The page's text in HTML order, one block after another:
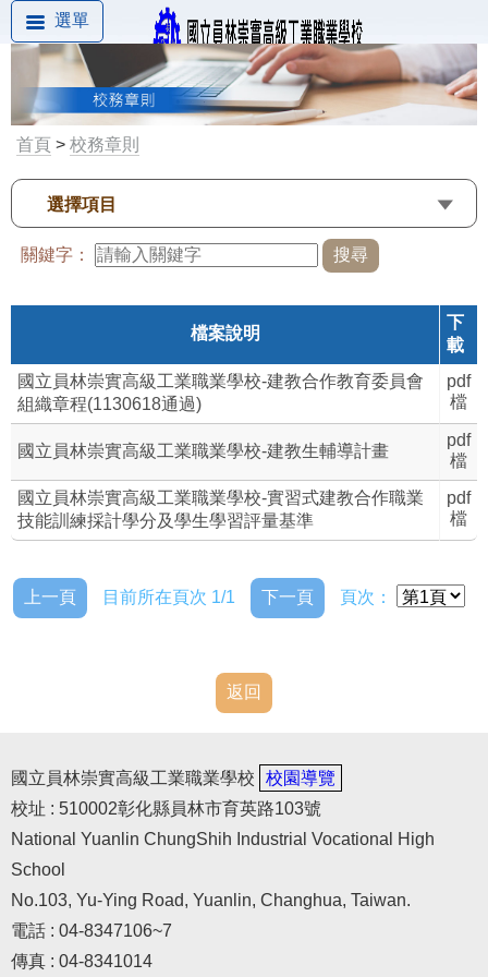
選單
首頁 > 校務章則
選擇項目
關鍵字：
檔案說明
下
載
國立員林崇實高級工業職業學校-建教合作教育委員會
組織章程(1130618通過)
pdf
檔
國立員林崇實高級工業職業學校-建教生輔導計畫
pdf
檔
國立員林崇實高級工業職業學校-實習式建教合作職業
技能訓練採計學分及學生學習評量基準
pdf
檔
上一頁 目前所在頁次 1/1 下一頁 頁次：
返回
國立員林崇實高級工業職業學校
校園導覽
校址 : 510002彰化縣員林市育英路103號
National Yuanlin ChungShih Industrial Vocational High
School
No.103, Yu-Ying Road, Yuanlin, Changhua, Taiwan.
電話 : 04-8347106~7
傳真 : 04-8341014